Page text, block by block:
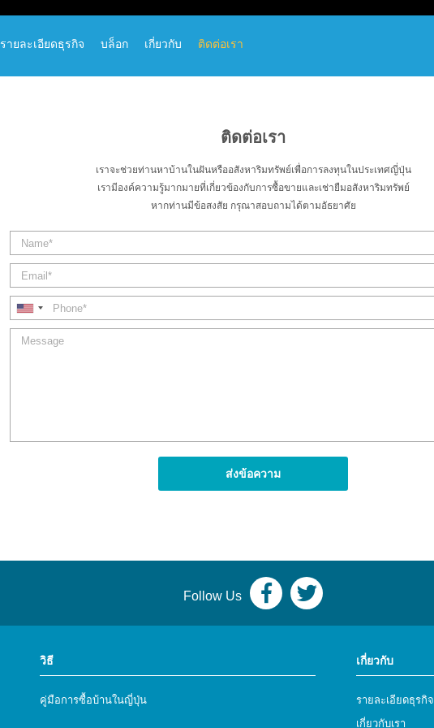
รายละเอียดธุรกิจ บล็อก เกี่ยวกับ ติดต่อเรา
ติดต่อเรา
เราจะช่วยท่านหาบ้านในฝันหรืออสังหาริมทรัพย์เพื่อการลงทุนในประเทศญี่ปุ่น
เรามีองค์ความรู้มากมายที่เกี่ยวข้องกับการซื้อขายและเช่ายืมอสังหาริมทรัพย์
หากท่านมีข้อสงสัย กรุณาสอบถามได้ตามอัธยาศัย
Follow Us
วิธี
คู่มือการซื้อบ้านในญี่ปุ่น
เกี่ยวกับ
รายละเอียดธุรกิจ
เกี่ยวกับเรา